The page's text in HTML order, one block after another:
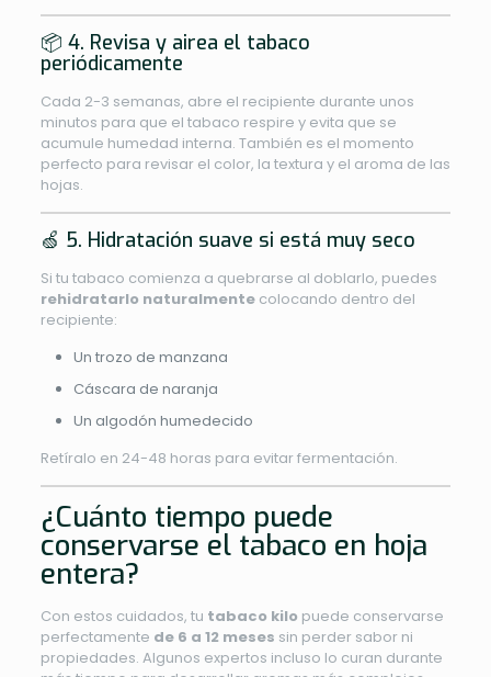
📦 4. Revisa y airea el tabaco
periódicamente
Cada 2-3 semanas, abre el recipiente durante unos
minutos para que el tabaco respire y evita que se
acumule humedad interna. También es el momento
perfecto para revisar el color, la textura y el aroma de las
hojas.
🍏 5. Hidratación suave si está muy seco
Si tu tabaco comienza a quebrarse al doblarlo, puedes
rehidratarlo naturalmentecolocando dentro del
recipiente:
Un trozo de manzana
Cáscara de naranja
Un algodón humedecido
Retíralo en 24-48 horas para evitar fermentación.
¿Cuánto tiempo puede
conservarse el tabaco en hoja
entera?
Con estos cuidados, tu tabaco kilo puede conservarse
perfectamente de 6 a 12 meses sin perder sabor ni
propiedades. Algunos expertos incluso lo curan durante